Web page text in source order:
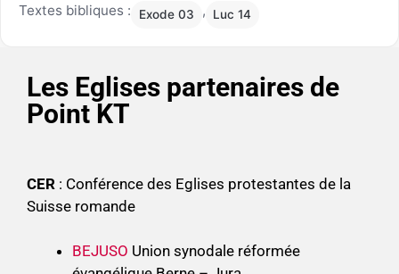
Textes bibliques : Exode 03 , Luc 14
Les Eglises partenaires de
Point KT
CER : Conférence des Eglises protestantes de la
Suisse romande
BEJUSO Union synodale réformée